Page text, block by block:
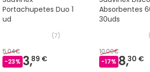
Portachupetes Duo 1
ud
(7)
5,04€
-23% 3,89 €
Absorbentes
30uds
(
10,00€
-17% 8,30 €